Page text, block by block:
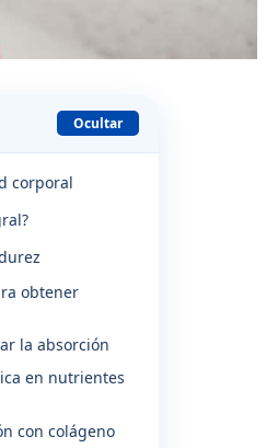
Ocultar
corporal
obtener
la absorción
en nutrientes
con colágeno